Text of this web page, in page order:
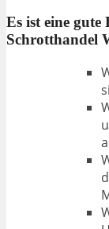
Es ist eine gute
Schrotthandel